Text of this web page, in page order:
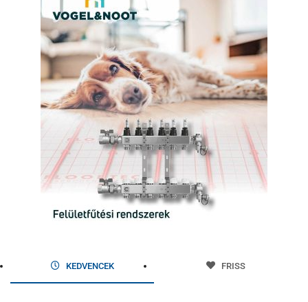
KEDVENCEK FRISS